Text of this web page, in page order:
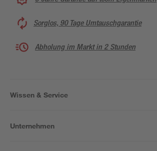
Sorglos, 90 Tage Umtauschgarantie
Abholung im Markt in 2 Stunden
Wissen & Service
Unternehmen